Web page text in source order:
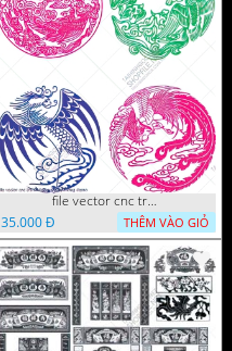
file vector cnc tranh decor rong phuong
35.000 Đ
THÊM VÀO GIỎ